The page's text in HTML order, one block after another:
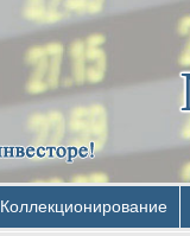
Коллекционирование